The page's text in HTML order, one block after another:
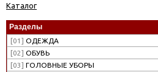
Каталог
Разделы
[01] ОДЕЖДА
[02] ОБУВЬ
[03] ГОЛОВНЫЕ УБОРЫ